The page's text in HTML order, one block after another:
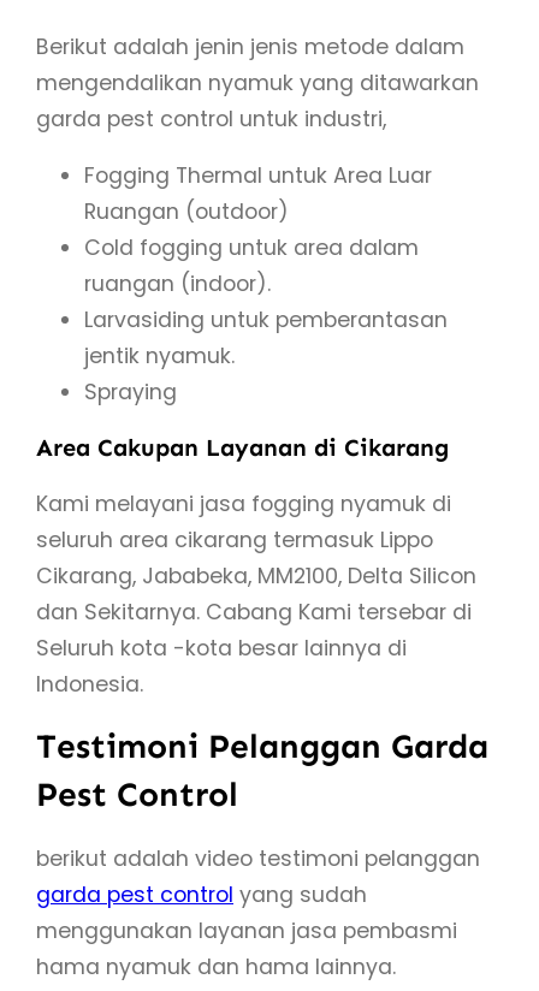
Berikut adalah jenin jenis metode dalam
mengendalikan nyamuk yang ditawarkan
garda pest control untuk industri,
Fogging Thermal untuk Area Luar
Ruangan (outdoor)
Cold fogging untuk area dalam
ruangan (indoor).
Larvasiding untuk pemberantasan
jentik nyamuk.
Spraying
Area Cakupan Layanan di Cikarang
Kami melayani jasa fogging nyamuk di
seluruh area cikarang termasuk Lippo
Cikarang, Jababeka, MM2100, Delta Silicon
dan Sekitarnya. Cabang Kami tersebar di
Seluruh kota -kota besar lainnya di
Indonesia.
Testimoni Pelanggan Garda
Pest Control
berikut adalah video testimoni pelanggan
garda pest control yang sudah
menggunakan layanan jasa pembasmi
hama nyamuk dan hama lainnya.